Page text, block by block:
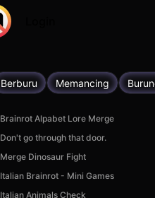
Berburu Memancing
Brainrot Alpabet Lore Merge
Don't go through that door.
Merge Dinosaur Fight
Italian Brainrot - Mini Games
Italian Animals Check